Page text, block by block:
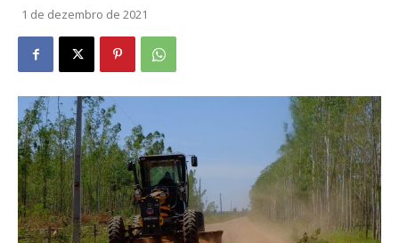
1 de dezembro de 2021